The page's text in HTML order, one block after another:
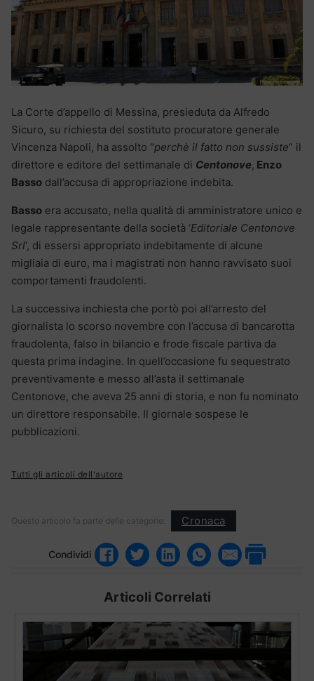
La Corte d’appello di Messina, presieduta da Alfredo
Sicuro, su richiesta del sostituto procuratore generale
Vincenza Napoli, ha assolto “perchè il fatto non sussiste” il
direttore e editore del settimanale di Centonove, Enzo
Basso dall’accusa di appropriazione indebita.
Basso era accusato, nella qualità di amministratore unico e
legale rappresentante della società ‘Editoriale Centonove
Srl‘, di essersi appropriato indebitamente di alcune
migliaia di euro, ma i magistrati non hanno ravvisato suoi
comportamenti fraudolenti.
La successiva inchiesta che portò poi all’arresto del
giornalista lo scorso novembre con l’accusa di bancarotta
fraudolenta, falso in bilancio e frode fiscale partiva da
questa prima indagine. In quell’occasione fu sequestrato
preventivamente e messo all’asta il settimanale
Centonove, che aveva 25 anni di storia, e non fu nominato
un direttore responsabile. Il giornale sospese le
pubblicazioni.
Tutti gli articoli dell'autore
Questo articolo fa parte delle categorie: Cronaca
Condividi
Articoli Correlati